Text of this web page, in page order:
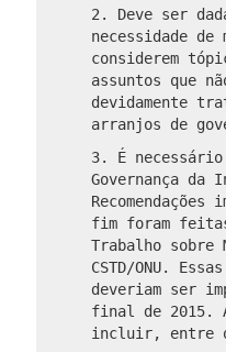
2. Deve ser
necessidade de
considerem
assuntos que
devidamente
arranjos de
3. É
Governança da
fim foram
Trabalho sobre
CSTD/ONU.
deveriam ser
final de 2015.
incluir, entre